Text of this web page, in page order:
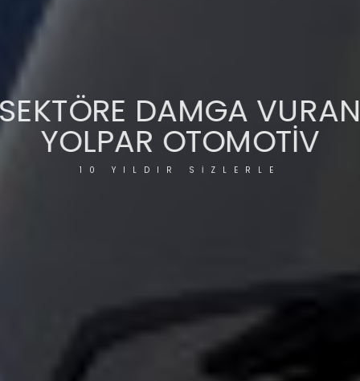
SEKTÖRE DAMGA VURAN
YOLPAR OTOMOTİV
10 YILDIR SİZLERLE